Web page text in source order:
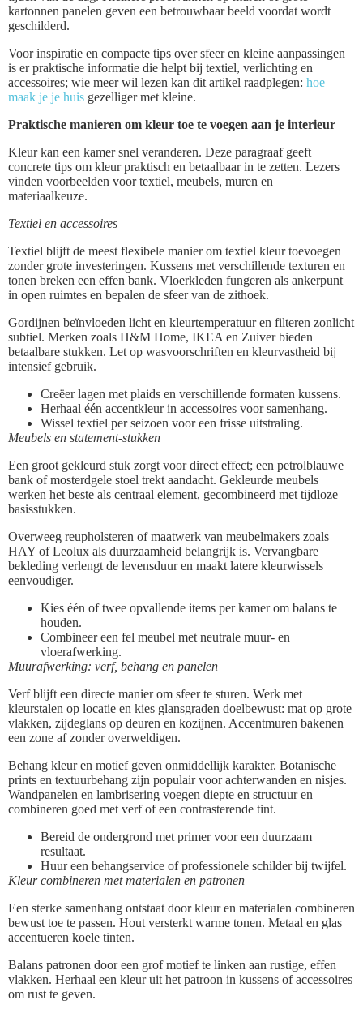
kartonnen panelen geven een betrouwbaar beeld voordat wordt
geschilderd.
Voor inspiratie en compacte tips over sfeer en kleine aanpassingen
is er praktische informatie die helpt bij textiel, verlichting en
accessoires; wie meer wil lezen kan dit artikel raadplegen: hoe
maak je je huis gezelliger met kleine.
Praktische manieren om kleur toe te voegen aan je interieur
Kleur kan een kamer snel veranderen. Deze paragraaf geeft
concrete tips om kleur praktisch en betaalbaar in te zetten. Lezers
vinden voorbeelden voor textiel, meubels, muren en
materiaalkeuze.
Textiel en accessoires
Textiel blijft de meest flexibele manier om textiel kleur toevoegen
zonder grote investeringen. Kussens met verschillende texturen en
tonen breken een effen bank. Vloerkleden fungeren als ankerpunt
in open ruimtes en bepalen de sfeer van de zithoek.
Gordijnen beïnvloeden licht en kleurtemperatuur en filteren zonlicht
subtiel. Merken zoals H&M Home, IKEA en Zuiver bieden
betaalbare stukken. Let op wasvoorschriften en kleurvastheid bij
intensief gebruik.
Creëer lagen met plaids en verschillende formaten kussens.
Herhaal één accentkleur in accessoires voor samenhang.
Wissel textiel per seizoen voor een frisse uitstraling.
Meubels en statement-stukken
Een groot gekleurd stuk zorgt voor direct effect; een petrolblauwe
bank of mosterdgele stoel trekt aandacht. Gekleurde meubels
werken het beste als centraal element, gecombineerd met tijdloze
basisstukken.
Overweeg reupholsteren of maatwerk van meubelmakers zoals
HAY of Leolux als duurzaamheid belangrijk is. Vervangbare
bekleding verlengt de levensduur en maakt latere kleurwissels
eenvoudiger.
Kies één of twee opvallende items per kamer om balans te
houden.
Combineer een fel meubel met neutrale muur- en
vloerafwerking.
Muurafwerking: verf, behang en panelen
Verf blijft een directe manier om sfeer te sturen. Werk met
kleurstalen op locatie en kies glansgraden doelbewust: mat op grote
vlakken, zijdeglans op deuren en kozijnen. Accentmuren bakenen
een zone af zonder overweldigen.
Behang kleur en motief geven onmiddellijk karakter. Botanische
prints en textuurbehang zijn populair voor achterwanden en nisjes.
Wandpanelen en lambrisering voegen diepte en structuur en
combineren goed met verf of een contrasterende tint.
Bereid de ondergrond met primer voor een duurzaam
resultaat.
Huur een behangservice of professionele schilder bij twijfel.
Kleur combineren met materialen en patronen
Een sterke samenhang ontstaat door kleur en materialen combineren
bewust toe te passen. Hout versterkt warme tonen. Metaal en glas
accentueren koele tinten.
Balans patronen door een grof motief te linken aan rustige, effen
vlakken. Herhaal een kleur uit het patroon in kussens of accessoires
om rust te geven.